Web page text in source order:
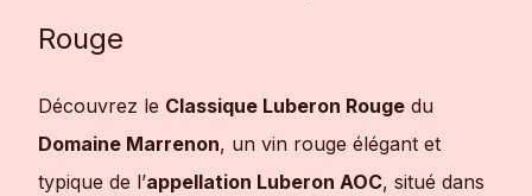
Rouge
Découvrez le Classique Luberon Rouge du
Domaine Marrenon, un vin rouge élégant et
typique de l’appellation Luberon AOC, situé dans